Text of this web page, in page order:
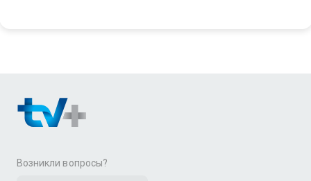
Возникли вопросы?